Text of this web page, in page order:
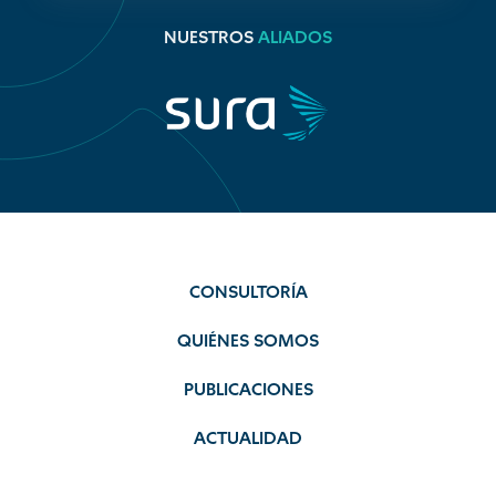
NUESTROS ALIADOS
CONSULTORÍA
QUIÉNES SOMOS
PUBLICACIONES
ACTUALIDAD